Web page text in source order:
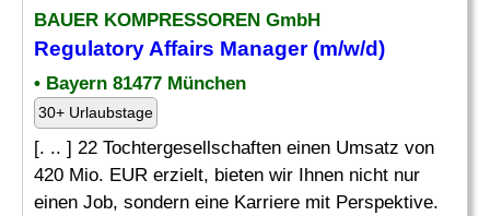
BAUER KOMPRESSOREN GmbH
Regulatory Affairs Manager (m/w/d)
• Bayern 81477 München
30+ Urlaubstage
[. .. ] 22 Tochtergesellschaften einen Umsatz von
420 Mio. EUR erzielt, bieten wir Ihnen nicht nur
einen Job, sondern eine Karriere mit Perspektive.